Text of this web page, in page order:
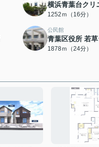
横浜青葉台クリ
1252ｍ（16分）
公民館
青葉区役所 若
1878ｍ（24分）